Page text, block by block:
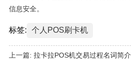
信息安全。
标签: 个人POS刷卡机
上一篇: 拉卡拉POS机交易过程名词简介